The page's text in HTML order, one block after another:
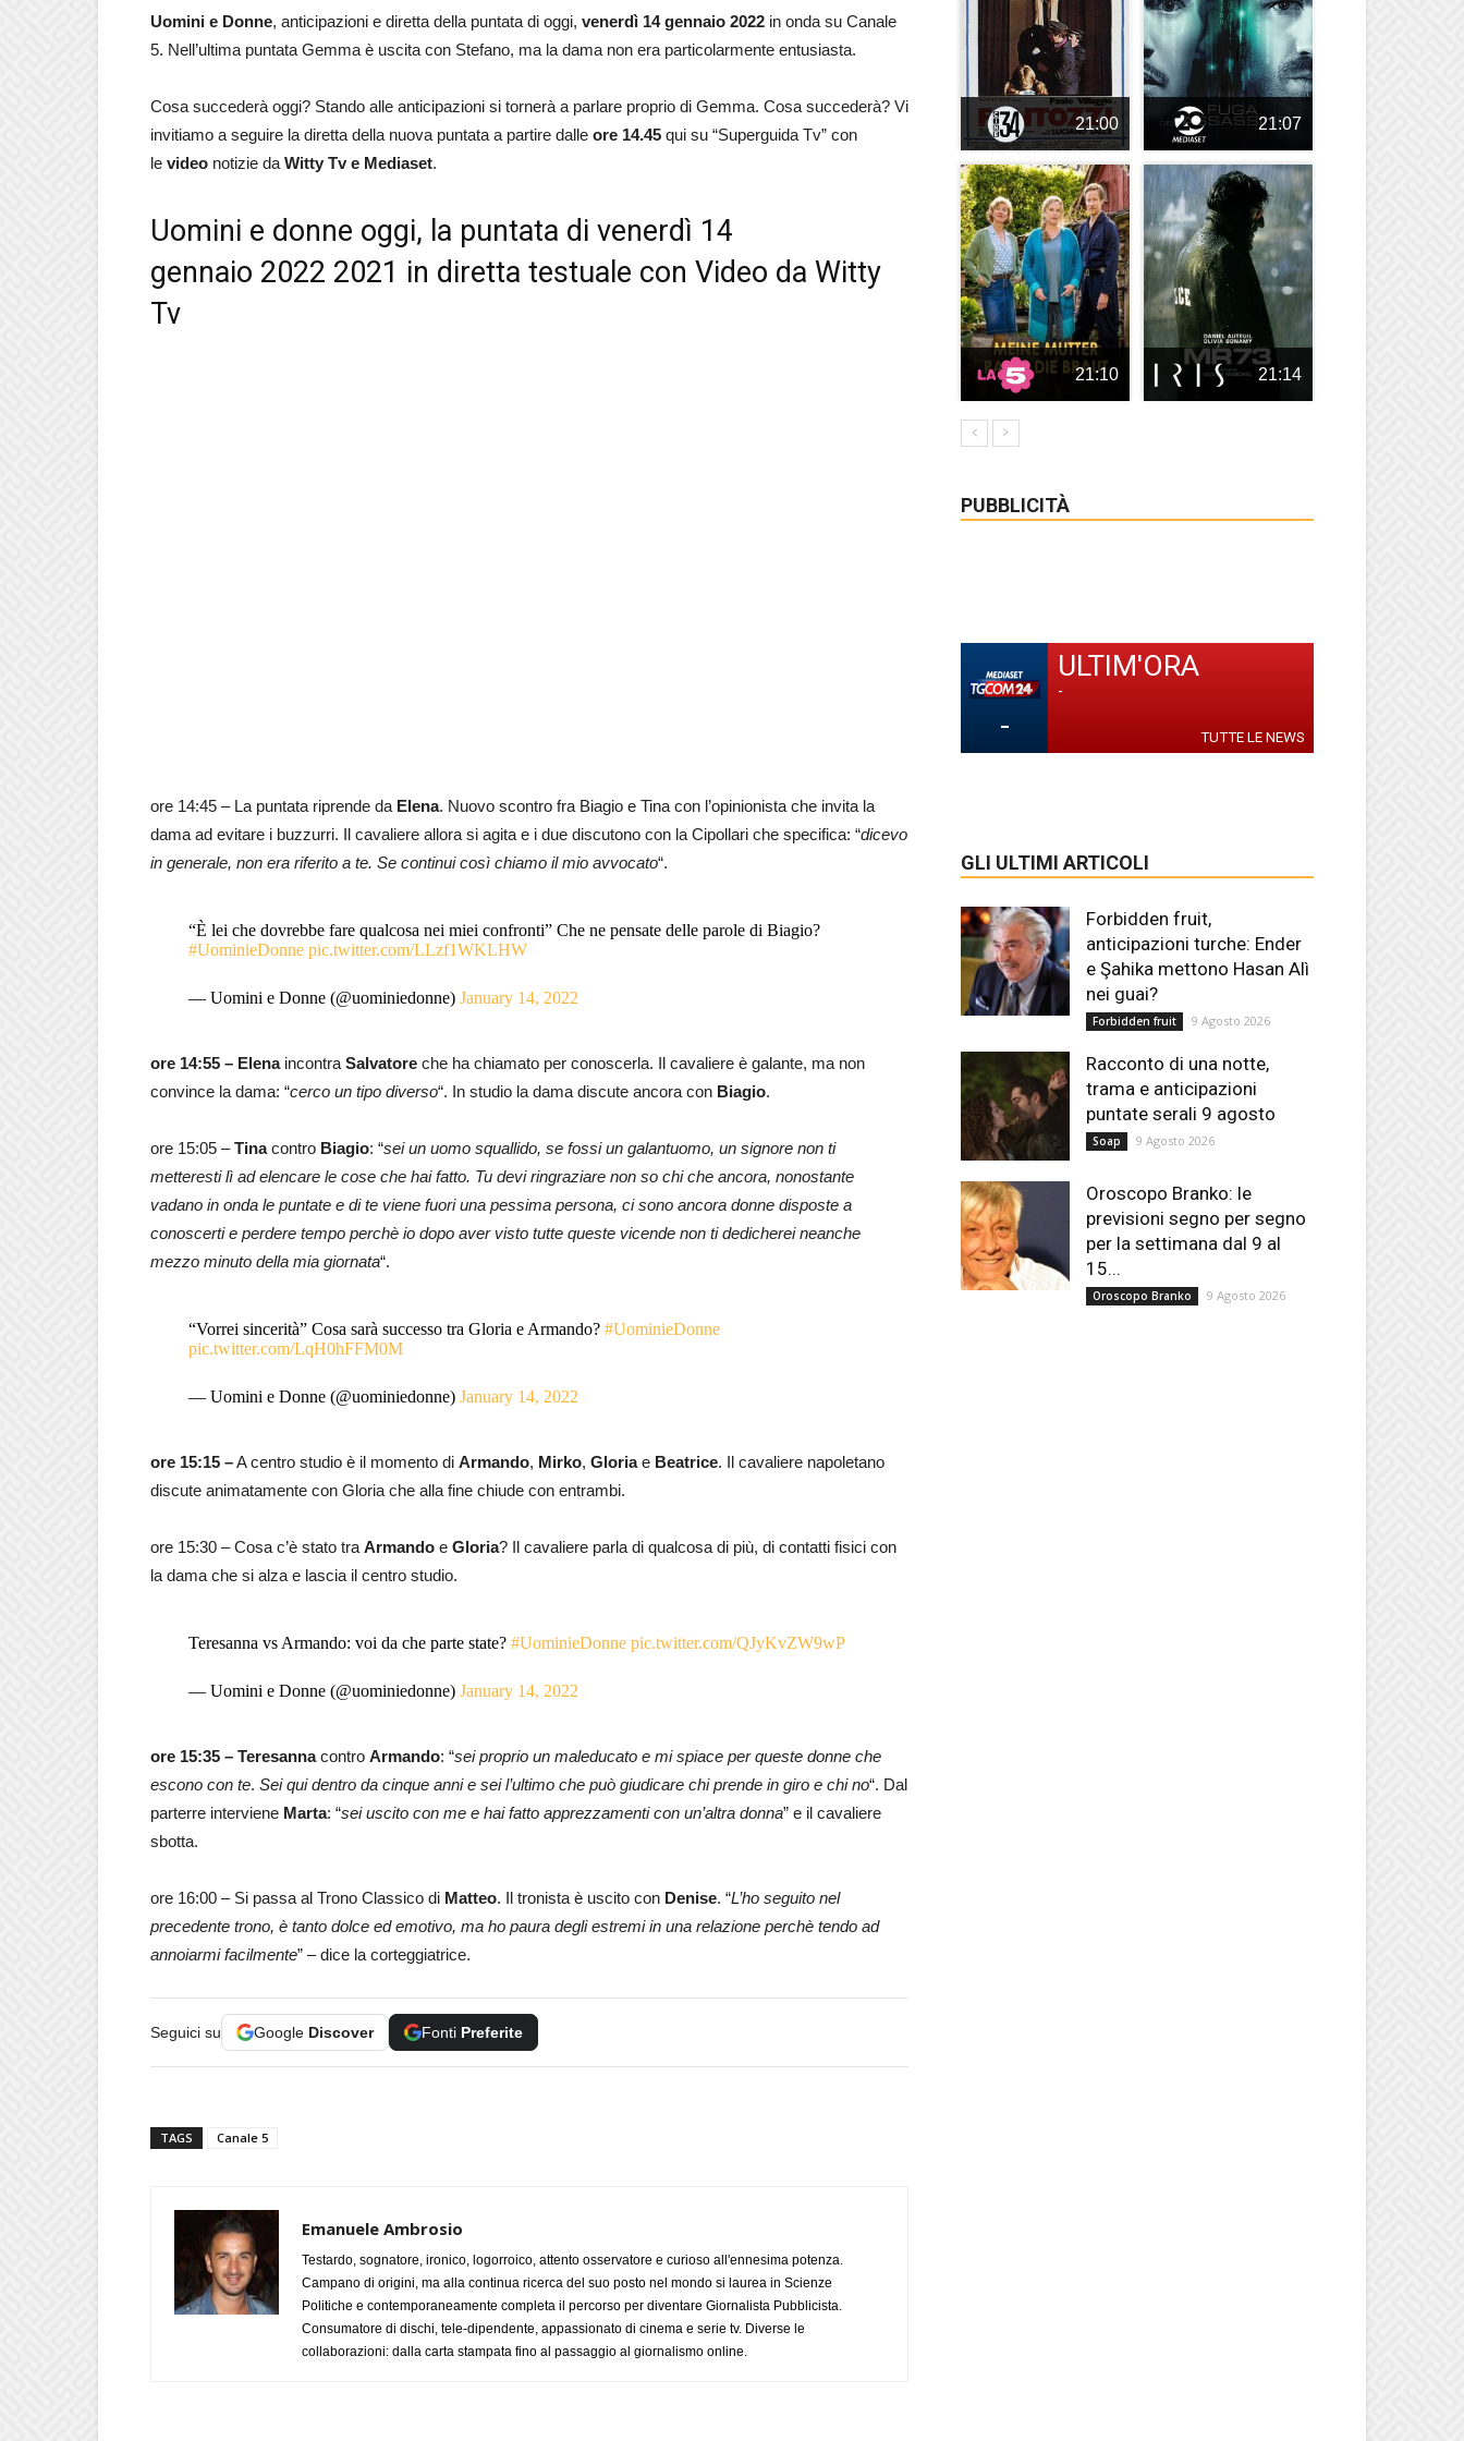
Uomini e Donne, anticipazioni e diretta della puntata di oggi, venerdì 14 gennaio 2022 in onda su Canale
5. Nell’ultima puntata Gemma è uscita con Stefano, ma la dama non era particolarmente entusiasta.
Cosa succederà oggi? Stando alle anticipazioni si tornerà a parlare proprio di Gemma. Cosa succederà? Vi
invitiamo a seguire la diretta della nuova puntata a partire dalle ore 14.45 qui su “Superguida Tv” con
le video notizie da Witty Tv e Mediaset.
Uomini e donne oggi, la puntata di venerdì 14
gennaio 2022 2021 in diretta testuale con Video da Witty
Tv
ore 14:45 – La puntata riprende da Elena. Nuovo scontro fra Biagio e Tina con l’opinionista che invita la
dama ad evitare i buzzurri. Il cavaliere allora si agita e i due discutono con la Cipollari che specifica: “dicevo
in generale, non era riferito a te. Se continui così chiamo il mio avvocato“.
“È lei che dovrebbe fare qualcosa nei miei confronti” Che ne pensate delle parole di Biagio?
#UominieDonne pic.twitter.com/LLzf1WKLHW
— Uomini e Donne (@uominiedonne) January 14, 2022
ore 14:55 – Elenaincontra Salvatore che ha chiamato per conoscerla. Il cavaliere è galante, ma non
convince la dama: “cerco un tipo diverso“. In studio la dama discute ancora con Biagio.
ore 15:05 –Tinacontro Biagio: “sei un uomo squallido, se fossi un galantuomo, un signore non ti
metteresti lì ad elencare le cose che hai fatto. Tu devi ringraziare non so chi che ancora, nonostante
vadano in onda le puntate e di te viene fuori una pessima persona, ci sono ancora donne disposte a
conoscerti e perdere tempo perchè io dopo aver visto tutte queste vicende non ti dedicherei neanche
mezzo minuto della mia giornata“.
“Vorrei sincerità” Cosa sarà successo tra Gloria e Armando? #UominieDonne
pic.twitter.com/LqH0hFFM0M
— Uomini e Donne (@uominiedonne) January 14, 2022
ore 15:15 –A centro studio è il momento di Armando, Mirko, Gloriae Beatrice. Il cavaliere napoletano
discute animatamente con Gloria che alla fine chiude con entrambi.
ore 15:30 – Cosa c’è stato tra Armando e Gloria? Il cavaliere parla di qualcosa di più, di contatti fisici con
la dama che si alza e lascia il centro studio.
Teresanna vs Armando: voi da che parte state? #UominieDonne pic.twitter.com/QJyKvZW9wP
— Uomini e Donne (@uominiedonne) January 14, 2022
ore 15:35 – Teresannacontro Armando: “sei proprio un maleducato e mi spiace per queste donne che
escono con te. Seiqui dentro da cinque anni e sei l’ultimo che può giudicare chi prende in giro e chi no“. Dal
parterre interviene Marta: “sei uscito con me e hai fatto apprezzamenti con un’altra donna” e il cavaliere
sbotta.
ore 16:00 – Si passa al Trono Classico di Matteo. Il tronista è uscito con Denise. “L’ho seguito nel
precedente trono, è tanto dolce ed emotivo, ma ho paura degli estremi in una relazione perchè tendo ad
annoiarmi facilmente” – dice la corteggiatrice.
Seguici su Google Discover Fonti Preferite
TAGS Canale 5
Emanuele Ambrosio
Testardo, sognatore, ironico, logorroico, attento osservatore e curioso all'ennesima potenza.
Campano di origini, ma alla continua ricerca del suo posto nel mondo si laurea in Scienze
Politiche e contemporaneamente completa il percorso per diventare Giornalista Pubblicista.
Consumatore di dischi, tele-dipendente, appassionato di cinema e serie tv. Diverse le
collaborazioni: dalla carta stampata fino al passaggio al giornalismo online.
21:00 21:07
21:10 21:14
PUBBLICITÀ
-
ULTIM'ORA
-
TUTTE LE NEWS
GLI ULTIMI ARTICOLI
Forbidden fruit,
anticipazioni turche: Ender
e Şahika mettono Hasan Alì
nei guai?
Forbidden fruit 9 Agosto 2026
Racconto di una notte,
trama e anticipazioni
puntate serali 9 agosto
Soap 9 Agosto 2026
Oroscopo Branko: le
previsioni segno per segno
per la settimana dal 9 al
15...
Oroscopo Branko 9 Agosto 2026